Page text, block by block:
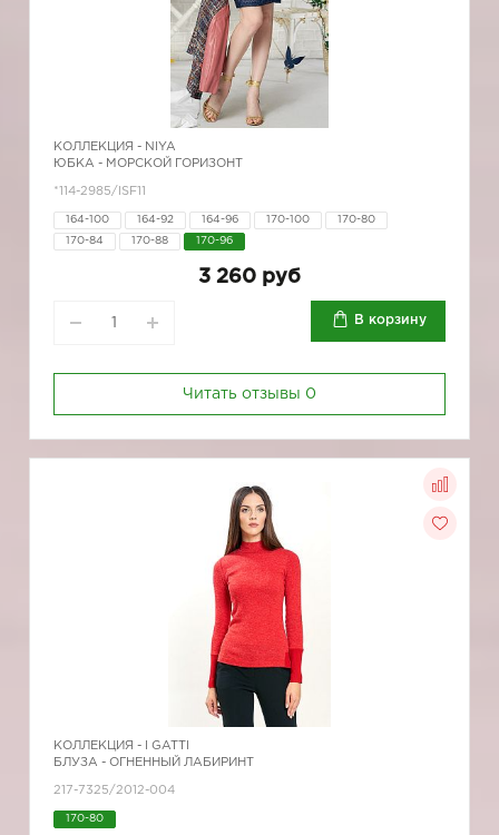
КОЛЛЕКЦИЯ - NIYA
ЮБКА - МОРСКОЙ ГОРИЗОНТ
*114-2985/ISF11
164-100 164-92 164-96 170-100 170-80
170-84 170-88 170-96
3 260 руб
В корзину
Читать отзывы 0
КОЛЛЕКЦИЯ -
I GATTI
БЛУЗА - ОГНЕННЫЙ ЛАБИРИНТ
217-7325/2012-004
170-80